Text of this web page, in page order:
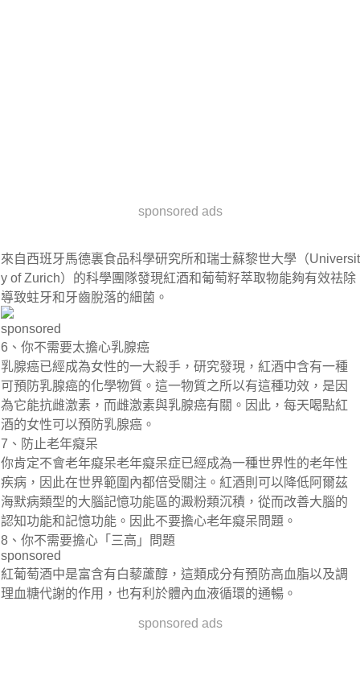
sponsored ads
來自西班牙馬德裏食品科學研究所和瑞士蘇黎世大學（Universit
y of Zurich）的科學團隊發現紅酒和葡萄籽萃取物能夠有效祛除
導致蛀牙和牙齒脫落的細菌。
sponsored
6、你不需要太擔心乳腺癌
乳腺癌已經成為女性的一大殺手，研究發現，紅酒中含有一種
可預防乳腺癌的化學物質。這一物質之所以有這種功效，是因
為它能抗雌激素，而雌激素與乳腺癌有關。因此，每天喝點紅
酒的女性可以預防乳腺癌。
7、防止老年癡呆
你肯定不會老年癡呆老年癡呆症已經成為一種世界性的老年性
疾病，因此在世界範圍內都倍受關注。紅酒則可以降低阿爾茲
海默病類型的大腦記憶功能區的澱粉類沉積，從而改善大腦的
認知功能和記憶功能。因此不要擔心老年癡呆問題。
8、你不需要擔心「三高」問題
sponsored
紅葡萄酒中是富含有白藜蘆醇，這類成分有預防高血脂以及調
理血糖代謝的作用，也有利於體內血液循環的通暢。
sponsored ads